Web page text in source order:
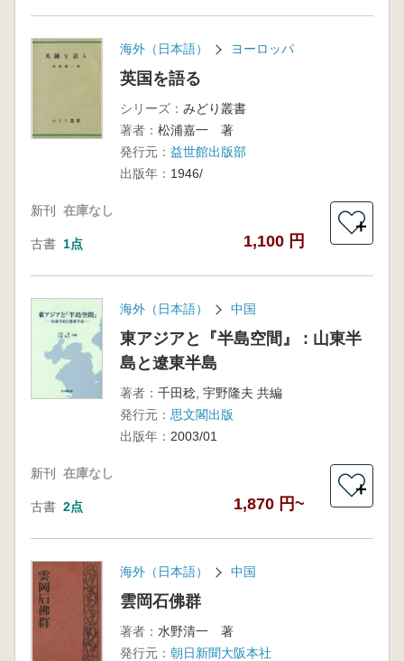
海外（日本語） ヨーロッパ
英国を語る
シリーズ： みどり叢書
著者： 松浦嘉一 著
発行元： 益世館出版部
出版年： 1946/
新刊 在庫なし
古書 1点 1,100 円
＋
海外（日本語） 中国
東アジアと『半島空間』 : 山東半
島と遼東半島
著者： 千田稔, 宇野隆夫 共編
発行元： 思文閣出版
出版年： 2003/01
新刊 在庫なし
古書 2点 1,870 円~
＋
海外（日本語） 中国
雲岡石佛群
著者： 水野清一 著
発行元： 朝日新聞大阪本社